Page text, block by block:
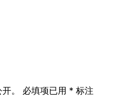
。 必填项已用 * 标注